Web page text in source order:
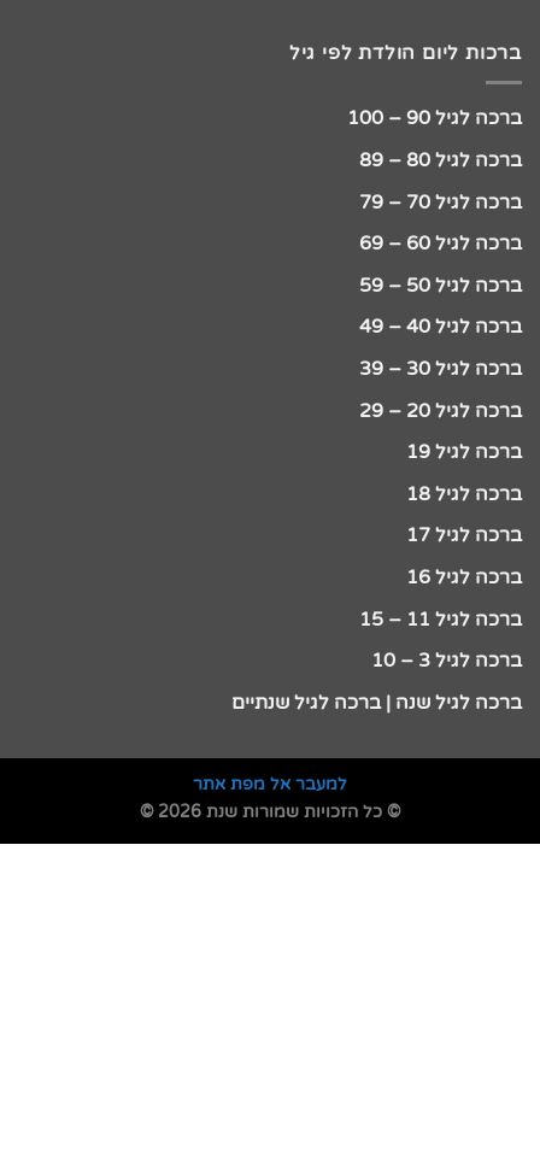
ברכות ליום הולדת לפי גיל
ברכה לגיל 90 – 100
ברכה לגיל 80 – 89
ברכה לגיל 70 – 79
ברכה לגיל 60 – 69
ברכה לגיל 50 – 59
ברכה לגיל 40 – 49
ברכה לגיל 30 – 39
ברכה לגיל 20 – 29
ברכה לגיל 19
ברכה לגיל 18
ברכה לגיל 17
ברכה לגיל 16
ברכה לגיל 11 – 15
ברכה לגיל 3 – 10
ברכה לגיל שנה | ברכה לגיל שנתיים
למעבר אל מפת אתר
© כל הזכויות שמורות שנת 2026 ©